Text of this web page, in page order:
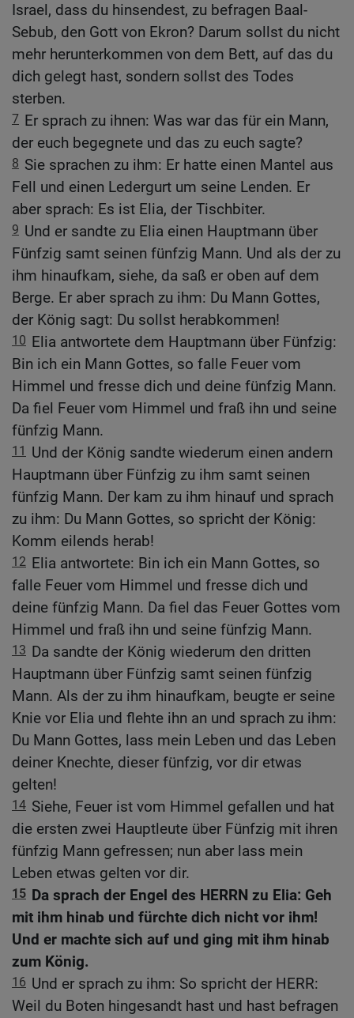
Israel, dass du hinsendest, zu befragen Baal-
Sebub, den Gott von Ekron? Darum sollst du nicht
mehr herunterkommen von dem Bett, auf das du
dich gelegt hast, sondern sollst des Todes
sterben.
7 Er sprach zu ihnen: Was war das für ein Mann,
der euch begegnete und das zu euch sagte?
8 Sie sprachen zu ihm: Er hatte einen Mantel aus
Fell und einen Ledergurt um seine Lenden. Er
aber sprach: Es ist Elia, der Tischbiter.
9 Und er sandte zu Elia einen Hauptmann über
Fünfzig samt seinen fünfzig Mann. Und als der zu
ihm hinaufkam, siehe, da saß er oben auf dem
Berge. Er aber sprach zu ihm: Du Mann Gottes,
der König sagt: Du sollst herabkommen!
10 Elia antwortete dem Hauptmann über Fünfzig:
Bin ich ein Mann Gottes, so falle Feuer vom
Himmel und fresse dich und deine fünfzig Mann.
Da fiel Feuer vom Himmel und fraß ihn und seine
fünfzig Mann.
11
Und der König sandte wiederum einen andern
Hauptmann über Fünfzig zu ihm samt seinen
fünfzig Mann. Der kam zu ihm hinauf und sprach
zu ihm: Du Mann Gottes, so spricht der König:
Komm eilends herab!
12 Elia antwortete: Bin ich ein Mann Gottes, so
falle Feuer vom Himmel und fresse dich und
deine fünfzig Mann. Da fiel das Feuer Gottes vom
Himmel und fraß ihn und seine fünfzig Mann.
13 Da sandte der König wiederum den dritten
Hauptmann über Fünfzig samt seinen fünfzig
Mann. Als der zu ihm hinaufkam, beugte er seine
Knie vor Elia und flehte ihn an und sprach zu ihm:
Du Mann Gottes, lass mein Leben und das Leben
deiner Knechte, dieser fünfzig, vor dir etwas
gelten!
14 Siehe, Feuer ist vom Himmel gefallen und hat
die ersten zwei Hauptleute über Fünfzig mit ihren
fünfzig Mann gefressen; nun aber lass mein
Leben etwas gelten vor dir.
15 Da sprach der Engel des HERRN zu Elia: Geh
mit ihm hinab und fürchte dich nicht vor ihm!
Und er machte sich auf und ging mit ihm hinab
zum König.
16 Und er sprach zu ihm: So spricht der HERR:
Weil du Boten hingesandt hast und hast befragen